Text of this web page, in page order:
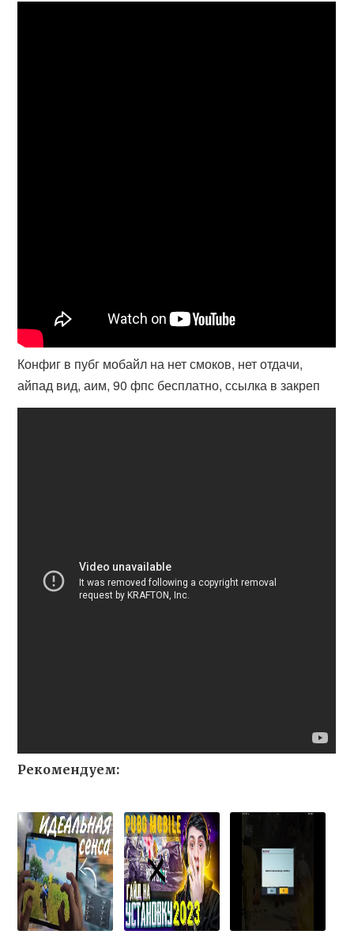
Конфиг в пубг мобайл на нет смоков, нет отдачи,
айпад вид, аим, 90 фпс бесплатно, ссылка в закреп
Рекомендуем: